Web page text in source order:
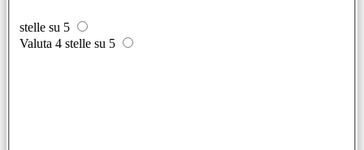
stelle su 5
Valuta 4 stelle su 5